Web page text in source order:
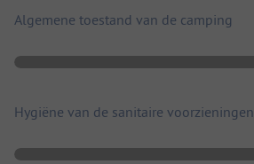
Algemene toestand van de camping
Hygiëne van de sanitaire voorzieningen